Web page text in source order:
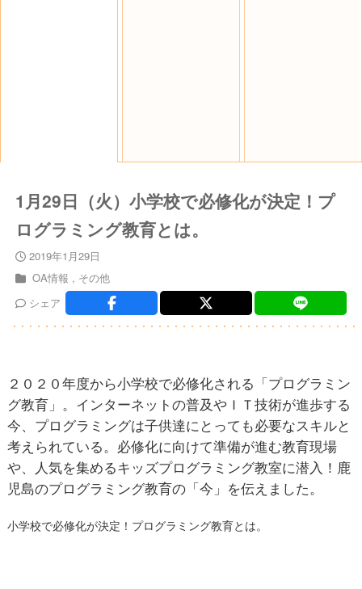
1月29日（火）小学校で必修化が決定！プ
ログラミング教育とは。
2019年1月29日
OA情報
その他
シェア
２０２０年度から小学校で必修化される「プログラミン
グ教育」。インターネットの普及やＩＴ技術が進歩する
今、プログラミングは子供達にとっても必要なスキルと
考えられている。必修化に向けて準備が進む教育現場
や、人気を集めるキッズプログラミング教室に潜入！鹿
児島のプログラミング教育の「今」を伝えました。
小学校で必修化が決定！プログラミング教育とは。